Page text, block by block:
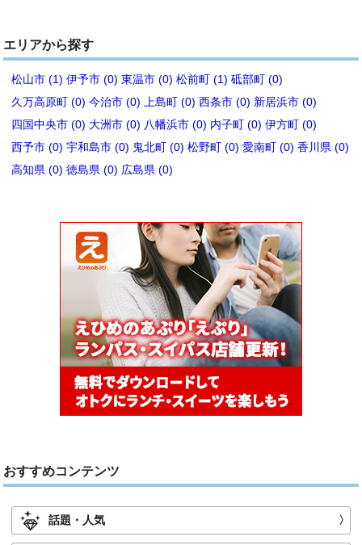
エリアから探す
松山市 (1) 伊予市 (0) 東温市 (0) 松前町 (1) 砥部町 (0)
久万高原町 (0) 今治市 (0) 上島町 (0) 西条市 (0) 新居浜市 (0)
四国中央市 (0) 大洲市 (0) 八幡浜市 (0) 内子町 (0) 伊方町 (0)
西予市 (0) 宇和島市 (0) 鬼北町 (0) 松野町 (0) 愛南町 (0) 香川県 (0)
高知県 (0) 徳島県 (0) 広島県 (0)
おすすめコンテンツ
話題・人気 〉